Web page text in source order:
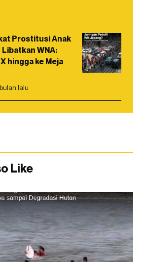
Prostitusi Anak
Libatkan WNA:
hingga ke Meja
lalu
Like